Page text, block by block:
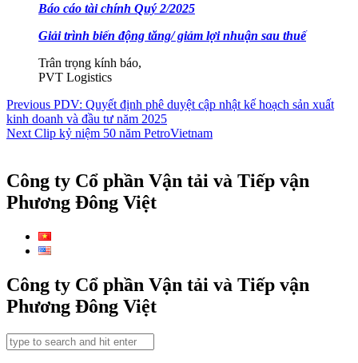
Báo cáo tài chính Quý 2/2025
Giải trình biến động tăng/ giảm lợi nhuận sau thuế
Trân trọng kính báo,
PVT Logistics
Điều
hướng
viết
Previous Previous
post:
PDV: Quyết định phê duyệt cập nhật kế hoạch sản xuất
kinh doanh và đầu tư năm 2025
Next Next
Clip kỷ niệm 50 năm PetroVietnam
Công ty Cổ phần Vận tải và Tiếp vận
Phương Đông Việt
Công ty Cổ phần Vận tải và Tiếp vận
Phương Đông Việt